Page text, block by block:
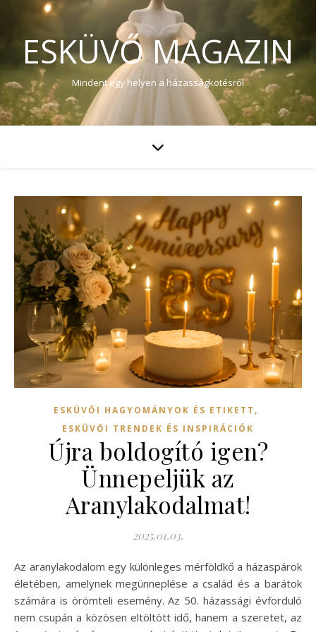
ESKÜVŐ MAGAZIN
Mindent egy helyen a házasságkötésről
ESKÜVŐI HAGYOMÁNYOK ÉS ETIKETT ,
ESKÜVŐI TRENDEK ÉS INSPIRÁCIÓK
Újra boldogító igen?
Ünnepeljük az
Aranylakodalmat!
2025.01.03.
Az aranylakodalom egy különleges mérföldkő a házaspárok
életében, amelynek megünneplése a család és a barátok
számára is örömteli esemény. Az 50. házassági évforduló
nem csupán a közösen eltöltött idő, hanem a szeretet, az